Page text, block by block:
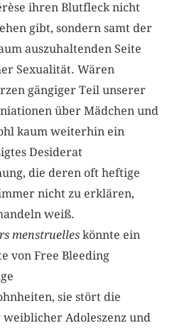
ihren Blutfleck nicht
gibt, sondern samt der
auszuhaltenden Seite
Sexualität. Wären
gängiger Teil unserer
über Mädchen und
kaum weiterhin ein
Desiderat
die deren oft heftige
nicht zu erklären,
weiß.
menstruelles könnte ein
von Free Bleeding
sie stört die
Adoleszenz und